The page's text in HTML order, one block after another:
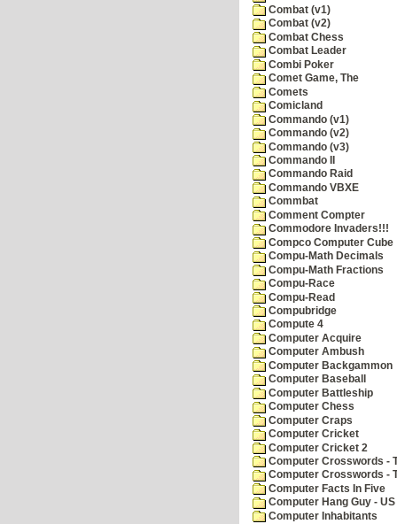
Combat (v1)
Combat (v2)
Combat Chess
Combat Leader
Combi Poker
Comet Game, The
Comets
Comicland
Commando (v1)
Commando (v2)
Commando (v3)
Commando II
Commando Raid
Commando VBXE
Commbat
Comment Compter
Commodore Invaders!!!
Compco Computer Cube
Compu-Math Decimals
Compu-Math Fractions
Compu-Race
Compu-Read
Compubridge
Compute 4
Computer Acquire
Computer Ambush
Computer Backgammon
Computer Baseball
Computer Battleship
Computer Chess
Computer Craps
Computer Cricket
Computer Cricket 2
Computer Crosswords -
Computer Crosswords -
Computer Facts In Five
Computer Hang Guy -
Computer Inhabitants